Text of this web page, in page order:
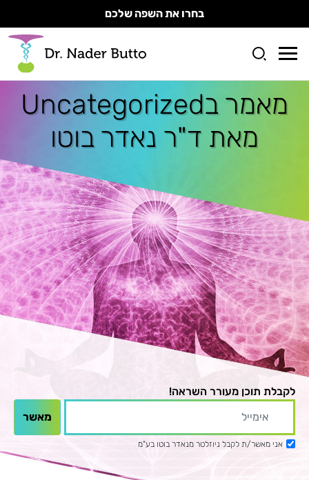
בחרו את השפה שלכם
מאמר בUncategorized
מאת ד"ר נאדר בוטו
לקבלת תוכן מעורר השראה!
אני מאשר/ת לקבל ניוזלטר מנאדר בוטו בע"מ